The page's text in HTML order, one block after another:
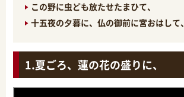
この野に虫ども放たせたまひて、
十五夜の夕暮に、仏の御前に宮おはして、
夏ごろ、蓮の花の盛りに、